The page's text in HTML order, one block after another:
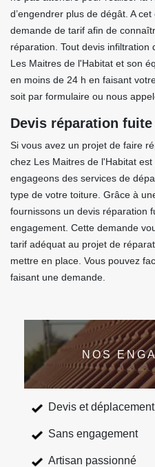
d’engendrer plus de dégât. A
demande de tarif afin de
réparation. Tout devis
Les Maitres de l'Habitat et son
en moins de 24 h en faisant
soit par formulaire ou nous
Devis réparation
Si vous avez un projet de faire
chez Les Maitres de l'Habitat
engageons des services de
type de votre toiture. Grâce à
fournissons un devis réparation
engagement. Cette demande
tarif adéquat au projet de
mettre en place. Vous pouvez
faisant une demande.
NOS
Devis et
Sans engagement
Artisan passionné